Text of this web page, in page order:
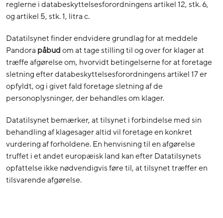
reglerne i databeskyttelsesforordningens artikel 12, stk. 6,
og artikel 5, stk. 1, litra c.
Datatilsynet finder endvidere grundlag for at meddele
Pandora påbudom at tage stilling til og over for klager at
træffe afgørelse om, hvorvidt betingelserne for at foretage
sletning efter databeskyttelsesforordningens artikel 17 er
opfyldt, og i givet fald foretage sletning af de
personoplysninger, der behandles om klager.
Datatilsynet bemærker, at tilsynet i forbindelse med sin
behandling af klagesager altid vil foretage en konkret
vurdering af forholdene. En henvisning til en afgørelse
truffet i et andet europæisk land kan efter Datatilsynets
opfattelse ikke nødvendigvis føre til, at tilsynet træffer en
tilsvarende afgørelse.